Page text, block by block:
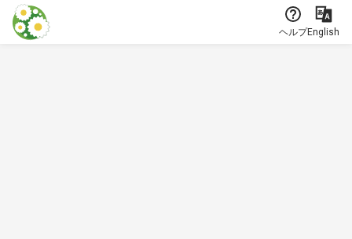
本文に飛ぶ
ヘルプEnglish